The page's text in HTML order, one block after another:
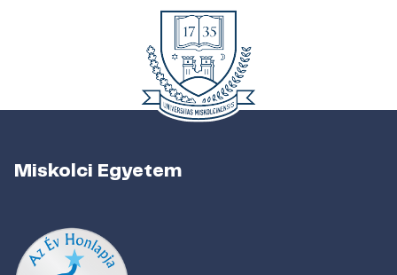
Miskolci Egyetem